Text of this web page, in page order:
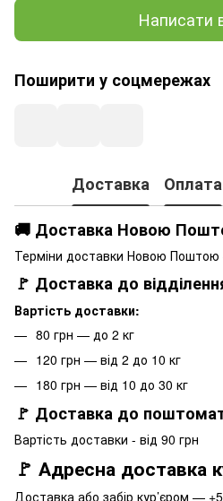
Написати
Поширити у соцмережах
Доставка Оплата
🚚 Доставка Новою
Терміни доставки Новою
🚩 Доставка до
Вартість доставки:
80 грн — до 2 кг
120 грн — від 2 до 10 кг
180 грн — від 10 до 30 кг
🚩 Доставка до
Вартість доставки - від 90 грн
🚩 Адресна доставка
Доставка або забір кур’єром —